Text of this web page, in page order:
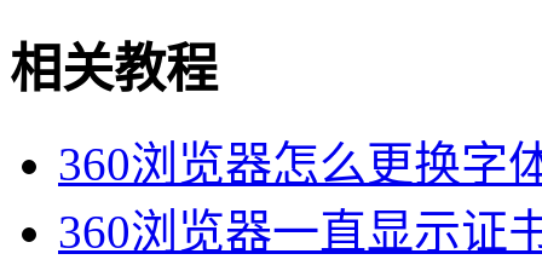
相关教程
360浏览器怎么更换字
360浏览器一直显示证